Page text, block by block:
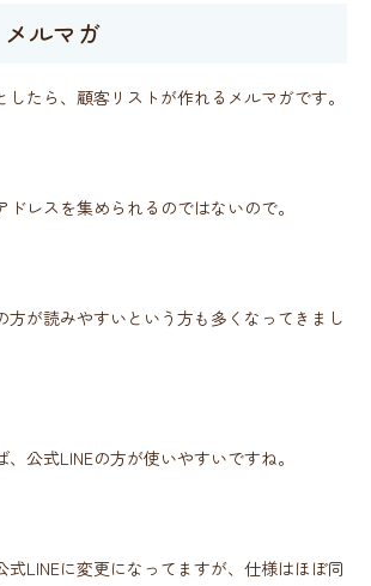
ルマガ
たら、顧客リストが作れるメルマガです。
ドレスを集められるのではないので。
方が読みやすいという方も多くなってきまし
公式LINEの方が使いやすいですね。
式LINEに変更になってますが、仕様はほぼ同